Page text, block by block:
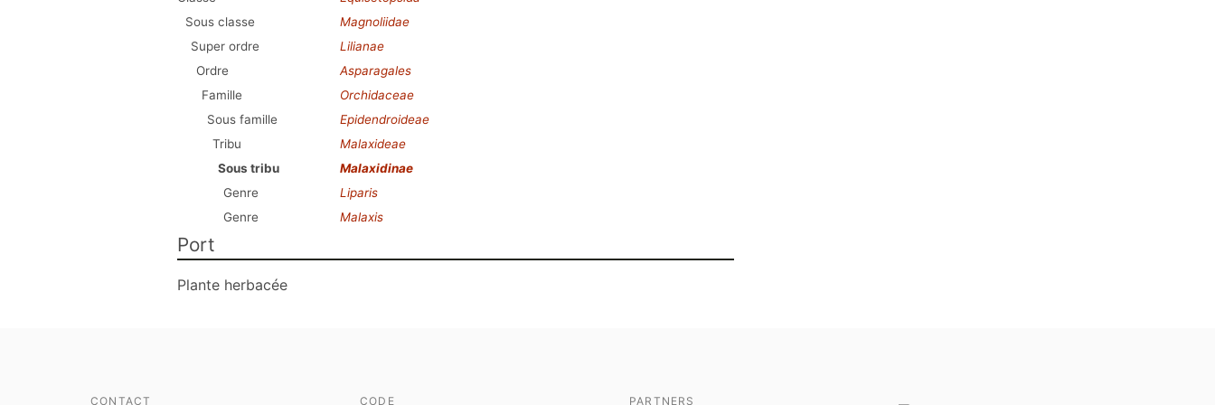
Sous classe
Magnoliidae
Super ordre
Lilianae
Ordre
Asparagales
Famille
Orchidaceae
Sous famille
Epidendroideae
Tribu
Malaxideae
Sous tribu
Malaxidinae
Genre
Liparis
Genre
Malaxis
Port
Plante herbacée
CONTACT CODE PARTNERS